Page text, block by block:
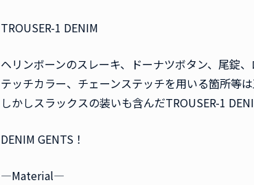
TROUSER-1 DENIM
ヘリンボーンのスレーキ、ドーナツボタン、尾錠
テッチカラー、チェーンステッチを用いる箇所等は
しかしスラックスの装いも含んだTROUSER-1
DENIM GENTS！
―Material―